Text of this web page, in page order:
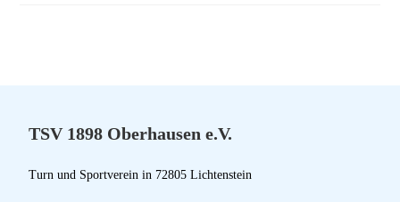
TSV 1898 Oberhausen e.V.
Turn und Sportverein in 72805 Lichtenstein